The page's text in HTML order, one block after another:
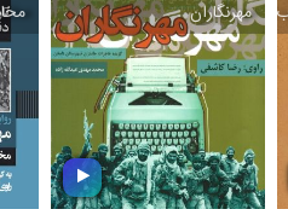
اسلامی
مهرنگاران